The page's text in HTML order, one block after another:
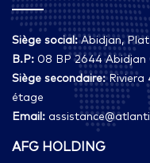
Siège social:Abidjan,
B.P: 08 BP 2644 Abidjan
Siège secondaire:Riviera
étage
Email:
AFG HOLDING